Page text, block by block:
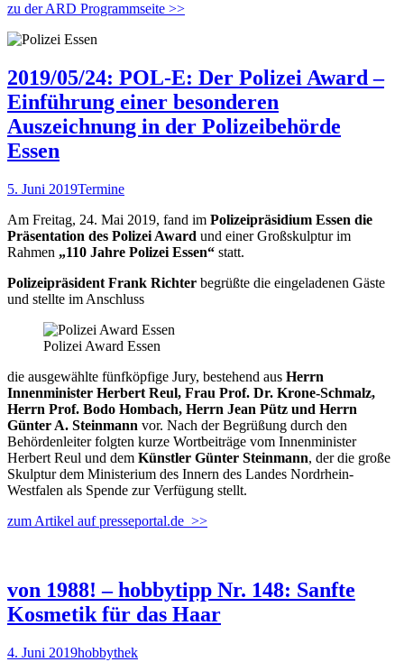
zu der ARD Programmseite >>
2019/05/24: POL-E: Der Polizei Award –
Einführung einer besonderen
Auszeichnung in der Polizeibehörde
Essen
5. Juni 2019Termine
Am Freitag, 24. Mai 2019, fand im Polizeipräsidium Essen die
Präsentation des Polizei Award und einer Großskulptur im
Rahmen „110 Jahre Polizei Essen“ statt.
Polizeipräsident Frank Richter begrüßte die eingeladenen Gäste
und stellte im Anschluss
Polizei Award Essen
die ausgewählte fünfköpfige Jury, bestehend aus Herrn
Innenminister Herbert Reul, Frau Prof. Dr. Krone-Schmalz,
Herrn Prof. Bodo Hombach, Herrn Jean Pütz und Herrn
Günter A. Steinmann vor. Nach der Begrüßung durch den
Behördenleiter folgten kurze Wortbeiträge vom Innenminister
Herbert Reul und dem Künstler Günter Steinmann, der die große
Skulptur dem Ministerium des Innern des Landes Nordrhein-
Westfalen als Spende zur Verfügung stellt.
zum Artikel auf presseportal.de >>
von 1988! – hobbytipp Nr. 148: Sanfte
Kosmetik für das Haar
4. Juni 2019hobbythek